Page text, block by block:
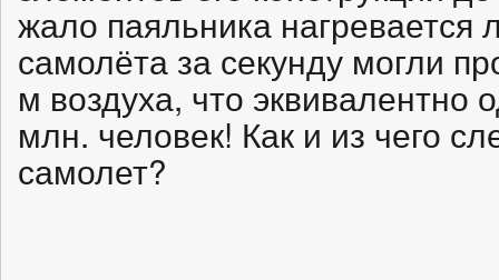
жало паяльника нагревается
самолёта за секунду могли
м воздуха, что эквивалентно
млн. человек! Как и из чего
самолет?